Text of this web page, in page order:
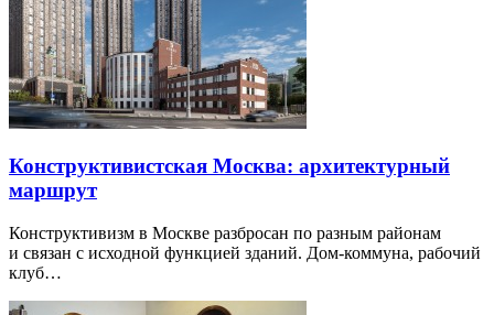
Конструктивистская Москва: архитектурный
маршрут
Конструктивизм в Москве разбросан по разным районам
и связан с исходной функцией зданий. Дом-коммуна, рабочий
клуб…